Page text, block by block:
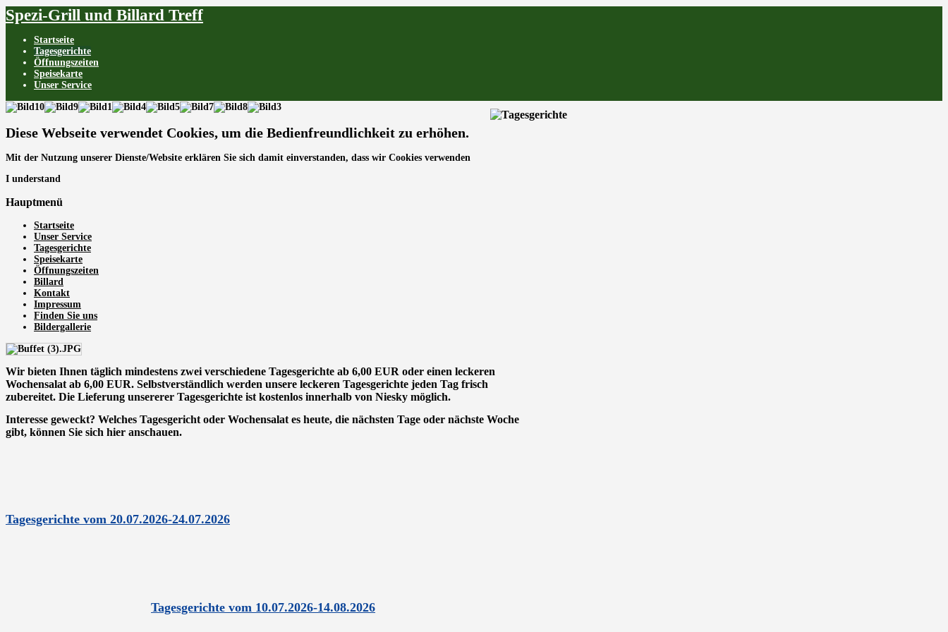
Spezi-Grill und Billard Treff
Startseite
Tagesgerichte
Öffnungszeiten
Speisekarte
Unser Service
Diese Webseite verwendet Cookies, um die Bedienfreundlichkeit zu erhöhen.
Mit der Nutzung unserer Dienste/Website erklären Sie sich damit einverstanden, dass wir Cookies verwenden
I understand
Hauptmenü
Startseite
Unser Service
Tagesgerichte
Speisekarte
Öffnungszeiten
Billard
Kontakt
Impressum
Finden Sie uns
Bildergallerie
Wir bieten Ihnen täglich mindestens zwei verschiedene Tagesgerichte ab 6,00 EUR oder einen leckeren
Wochensalat ab 6,00 EUR. Selbstverständlich werden unsere leckeren Tagesgerichte jeden Tag frisch
zubereitet. Die Lieferung unsererer Tagesgerichte ist kostenlos innerhalb von Niesky möglich.
Interesse geweckt? Welches Tagesgericht oder Wochensalat es heute, die nächsten Tage oder nächste Woche
gibt, können Sie sich hier anschauen.
Tagesgerichte vom 20.07.2026-24.07.2026
Tagesgerichte vom 10.07.2026-14.08.2026